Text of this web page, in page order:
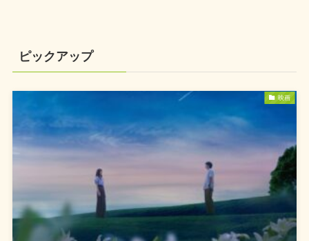
ピックアップ
映画